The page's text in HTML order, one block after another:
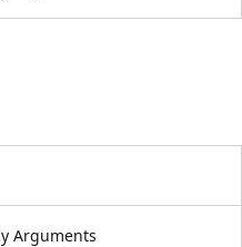
Arguments